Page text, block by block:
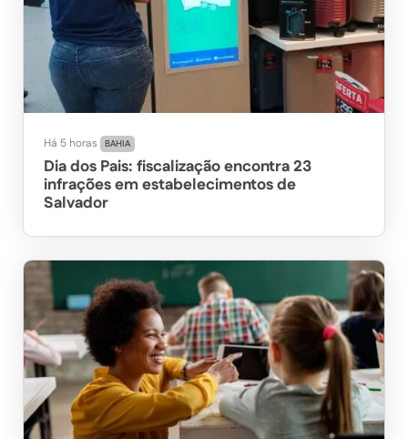
Há 5 horas BAHIA
Dia dos Pais: fiscalização encontra 23
infrações em estabelecimentos de
Salvador